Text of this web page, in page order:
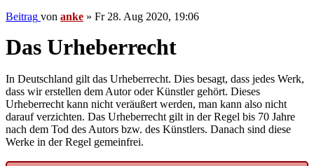
Beitrag von anke » Fr 28. Aug 2020, 19:06
Das Urheberrecht
In Deutschland gilt das Urheberrecht. Dies besagt, dass jedes Werk,
dass wir erstellen dem Autor oder Künstler gehört. Dieses
Urheberrecht kann nicht veräußert werden, man kann also nicht
darauf verzichten. Das Urheberrecht gilt in der Regel bis 70 Jahre
nach dem Tod des Autors bzw. des Künstlers. Danach sind diese
Werke in der Regel gemeinfrei.